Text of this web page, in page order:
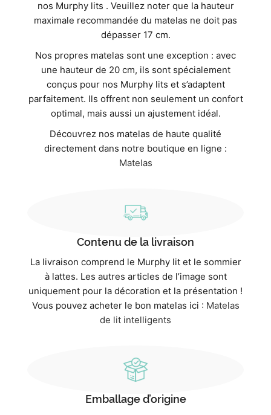
nos Murphy lits . Veuillez noter que la hauteur
maximale recommandée du matelas ne doit pas
dépasser 17 cm.
Nos propres matelas sont une exception : avec
une hauteur de 20 cm, ils sont spécialement
conçus pour nos Murphy lits et s’adaptent
parfaitement. Ils offrent non seulement un confort
optimal, mais aussi un ajustement idéal.
Découvrez nos matelas de haute qualité
directement dans notre boutique en ligne :
Matelas
Contenu de la livraison
La livraison comprend le Murphy lit et le sommier
à lattes. Les autres articles de l’image sont
uniquement pour la décoration et la présentation !
Vous pouvez acheter le bon matelas ici : Matelas
de lit intelligents
Emballage d’origine